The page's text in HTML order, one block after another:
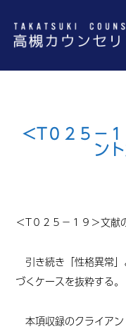
＜T０２５－
ン
＜T０２５－１９＞文献
引き続き 「性格異常」
づくケースを抜粋する。
本項収録のクライア